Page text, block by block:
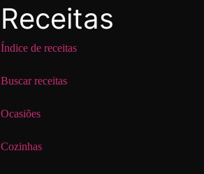
Receitas
Índice de receitas
Buscar receitas
Ocasiões
Cozinhas